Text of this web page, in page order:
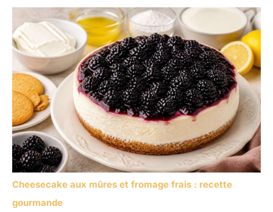
Cheesecake aux mûres et fromage frais : recette
gourmande